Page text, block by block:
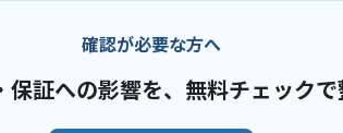
確認が必要な方へ
証への影響を、無料チェックで